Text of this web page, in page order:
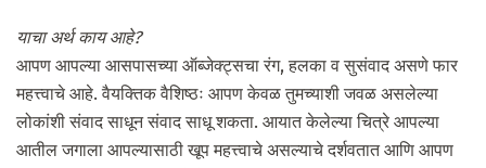
याचा अर्थ काय आहे?
आपण आपल्या आसपासच्या ऑब्जेक्ट्सचा रंग, हलका व सुसंवाद असणे फार
महत्त्वाचे आहे. वैयक्तिक वैशिष्ठः आपण केवळ तुमच्याशी जवळ असलेल्या
लोकांशी संवाद साधून संवाद साधू शकता. आयात केलेल्या चित्रे आपल्या
आतील जगाला आपल्यासाठी खूप महत्त्वाचे असल्याचे दर्शवतात आणि आपण